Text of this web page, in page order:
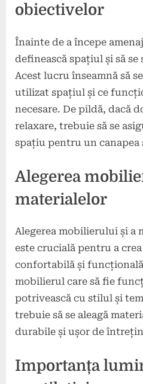
obiectivelor
Înainte de a începe
definească spațiul și să
Acest lucru înseamnă să
utilizat spațiul și ce
necesare. De pildă, dacă
relaxare, trebuie să se
spațiu pentru un canapea
Alegerea
materialelor
Alegerea mobilierului și a
este crucială pentru a
confortabilă și
mobilierul care să fie
potrivească cu stilul și
trebuie să se aleagă
durabile și ușor de
Importanța